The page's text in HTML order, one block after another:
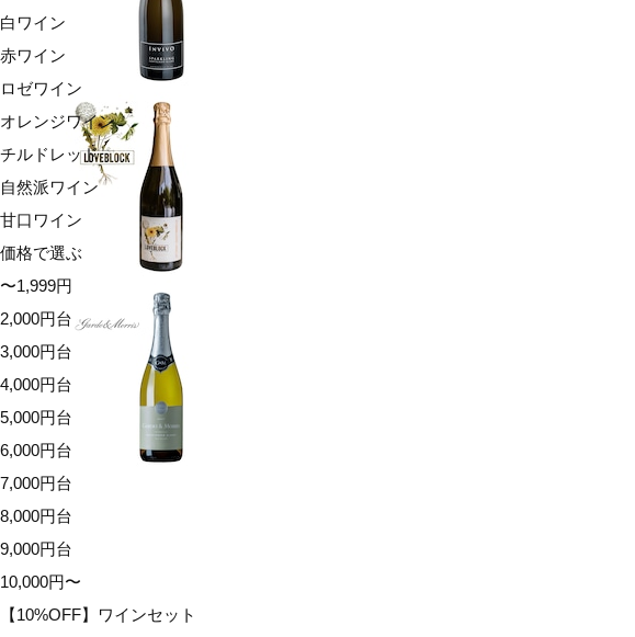
白ワイン
赤ワイン
ロゼワイン
オレンジワイン
チルドレッド
自然派ワイン
甘口ワイン
価格で選ぶ
〜1,999円
2,000円台
3,000円台
4,000円台
5,000円台
6,000円台
7,000円台
8,000円台
9,000円台
10,000円〜
【10%OFF】ワインセット